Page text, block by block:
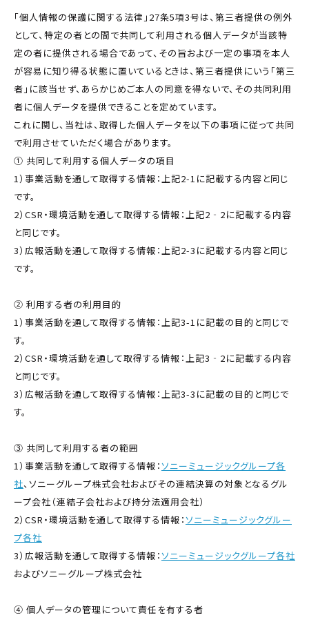
「個人情報の保護に関する法律」27条5項3号は、第三者提供の例外
として、特定の者との間で共同して利用される個人データが当該特
定の者に提供される場合であって、その旨および一定の事項を本人
が容易に知り得る状態に置いているときは、第三者提供にいう「第三
者」に該当せず、あらかじめご本人の同意を得ないで、その共同利用
者に個人データを提供できることを定めています。
これに関し、当社は、取得した個人データを以下の事項に従って共同
で利用させていただく場合があります。
① 共同して利用する個人データの項目
1）事業活動を通して取得する情報：上記2-1に記載する内容と同じ
です。
2）CSR・環境活動を通して取得する情報：上記2‐2に記載する内容
と同じです。
3）広報活動を通して取得する情報：上記2-3に記載する内容と同じ
です。
② 利用する者の利用目的
1）事業活動を通して取得する情報：上記3-1に記載の目的と同じで
す。
2）CSR・環境活動を通して取得する情報：上記3‐2に記載する内容
と同じです。
3）広報活動を通して取得する情報：上記3-3に記載の目的と同じで
す。
③ 共同して利用する者の範囲
1）事業活動を通して取得する情報：ソニーミュージックグループ各
社、ソニーグループ株式会社およびその連結決算の対象となるグル
ープ会社（連結子会社および持分法適用会社）
2）CSR・環境活動を通して取得する情報：ソニーミュージックグルー
プ各社
3）広報活動を通して取得する情報：ソニーミュージックグループ各社
およびソニーグループ株式会社
④ 個人データの管理について責任を有する者